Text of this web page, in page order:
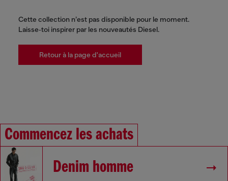
Cette collection n’est pas disponible pour le moment.
Laisse‑toi inspirer par les nouveautés Diesel.
Retour à la page d'accueil
Commencez les achats
Denim homme